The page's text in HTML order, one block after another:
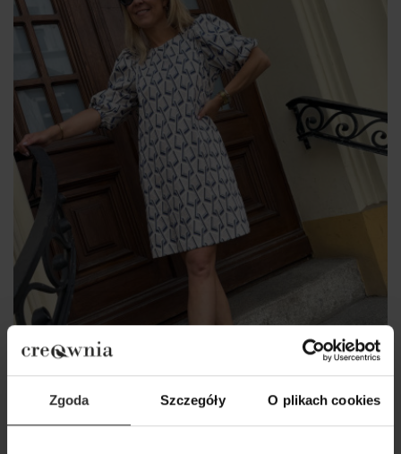
Zgoda Szczegóły O plikach cookies